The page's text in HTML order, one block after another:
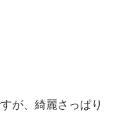
が、綺麗さっぱり